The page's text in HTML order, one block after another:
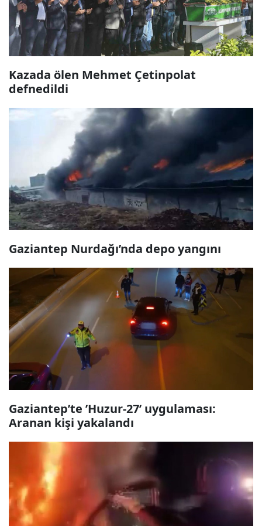
Kazada ölen Mehmet Çetinpolat
defnedildi
Gaziantep Nurdağı’nda depo yangını
Gaziantep’te ’Huzur-27’ uygulaması:
Aranan kişi yakalandı